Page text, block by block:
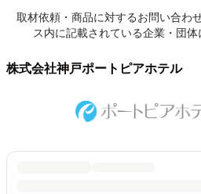
取材依頼・商品に対するお問い合わ
ス内に記載されている企業・団体
株式会社神戸ポートピアホテル